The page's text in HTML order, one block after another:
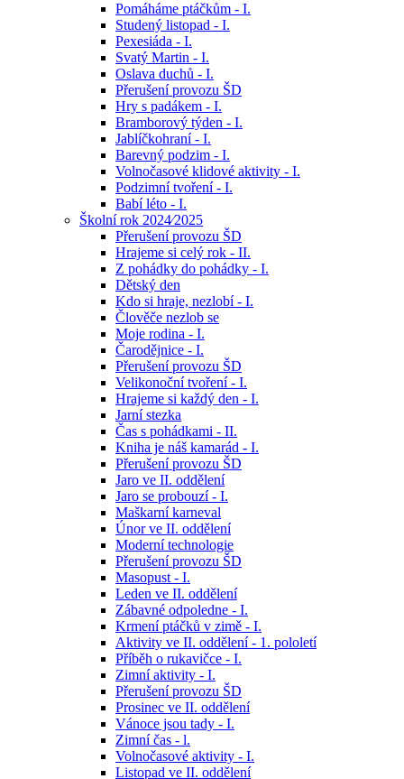
Pomáháme ptáčkům - I.
Studený listopad - I.
Pexesiáda - I.
Svatý Martin - I.
Oslava duchů - I.
Přerušení provozu ŠD
Hry s padákem - I.
Bramborový týden - I.
Jablíčkohraní - I.
Barevný podzim - I.
Volnočasové klidové aktivity - I.
Podzimní tvoření - I.
Babí léto - I.
Školní rok 2024⁄2025
Přerušení provozu ŠD
Hrajeme si celý rok - II.
Z pohádky do pohádky - I.
Dětský den
Kdo si hraje, nezlobí - I.
Člověče nezlob se
Moje rodina - I.
Čarodějnice - I.
Přerušení provozu ŠD
Velikonoční tvoření - I.
Hrajeme si každý den - I.
Jarní stezka
Čas s pohádkami - II.
Kniha je náš kamarád - I.
Přerušení provozu ŠD
Jaro ve II. oddělení
Jaro se probouzí - I.
Maškarní karneval
Únor ve II. oddělení
Moderní technologie
Přerušení provozu ŠD
Masopust - I.
Leden ve II. oddělení
Zábavné odpoledne - I.
Krmení ptáčků v zimě - I.
Aktivity ve II. oddělení - 1. pololetí
Příběh o rukavičce - I.
Zimní aktivity - I.
Přerušení provozu ŠD
Prosinec ve II. oddělení
Vánoce jsou tady - I.
Zimní čas - l.
Volnočasové aktivity - I.
Listopad ve II. oddělení